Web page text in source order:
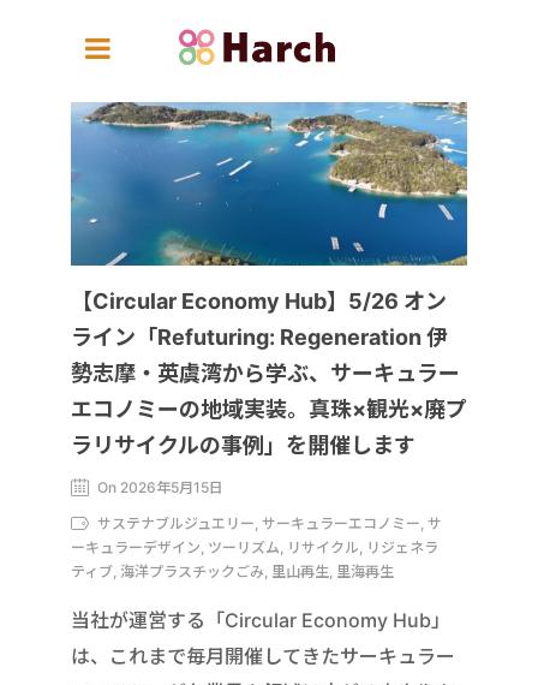
【Circular Economy Hub】5/26 オン
ライン「Refuturing: Regeneration 伊
勢志摩・英虞湾から学ぶ、サーキュラー
エコノミーの地域実装。真珠×観光×廃プ
ラリサイクルの事例」を開催します
On 2026年5月15日
サステナブルジュエリー, サーキュラーエコノミー, サ
ーキュラーデザイン, ツーリズム, リサイクル, リジェネラ
ティブ, 海洋プラスチックごみ, 里山再生, 里海再生
当社が運営する「Circular Economy Hub」
は、これまで毎月開催してきたサーキュラー